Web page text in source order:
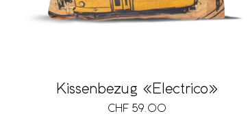
Kissenbezug «Electrico»
CHF 59.00